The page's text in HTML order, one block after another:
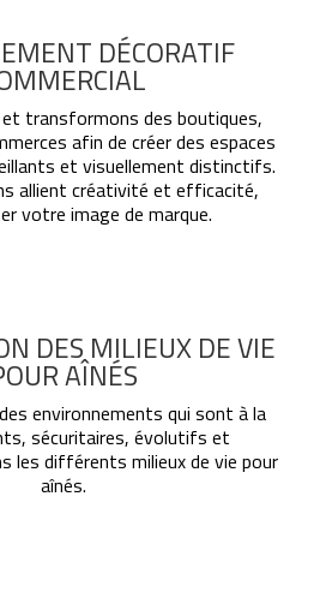
DÉCORATIF
transformons des boutiques,
afin de créer des espaces
et visuellement distinctifs.
allient créativité et efficacité,
votre image de marque.
DES MILIEUX DE VIE
AÎNÉS
environnements qui sont à la
sécuritaires, évolutifs et
les différents milieux de vie pour
aînés.